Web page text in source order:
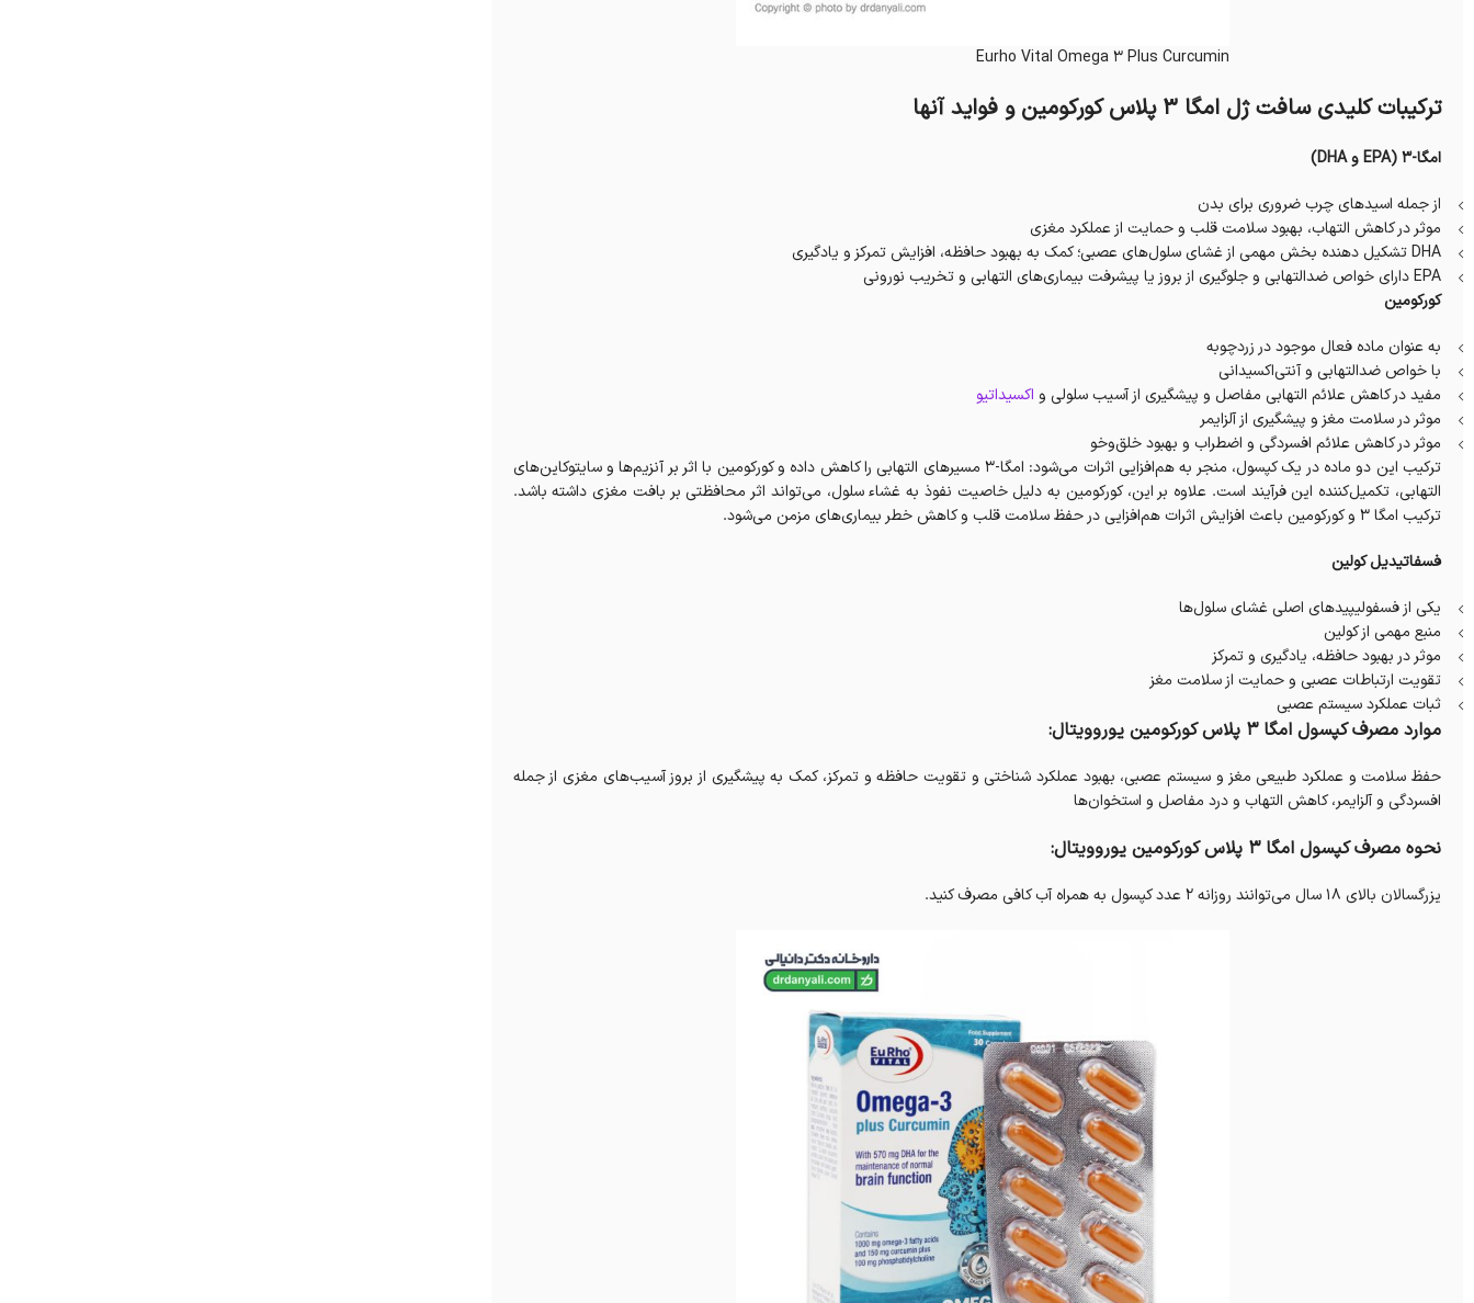
Eurho Vital Omega 3 Plus Curcumin
ترکیبات کلیدی سافت ژل امگا 3 پلاس کورکومین و فواید آنها
امگا-۳ (EPA و DHA)
از جمله اسیدهای چرب ضروری برای بدن
موثر در کاهش التهاب، بهبود سلامت قلب و حمایت از عملکرد مغزی
DHA تشکیل دهنده بخش مهمی از غشای سلول‌های عصبی؛ کمک به بهبود حافظه، افزایش تمرکز و یادگیری
EPA دارای خواص ضدالتهابی و جلوگیری از بروز یا پیشرفت بیماری‌های التهابی و تخریب نورونی
کورکومین
به عنوان ماده فعال موجود در زردچوبه
با خواص ضدالتهابی و آنتی‌اکسیدانی
مفید در کاهش علائم التهابی مفاصل و پیشگیری از آسیب سلولی و اکسیداتیو
موثر در سلامت مغز و پیشگیری از آلزایمر
موثر در کاهش علائم افسردگی و اضطراب و بهبود خلق‌وخو
ترکیب این دو ماده در یک کپسول، منجر به هم‌افزایی اثرات می‌شود: امگا-۳ مسیرهای التهابی را کاهش داده و کورکومین با اثر بر آنزیم‌ها و سایتوکاین‌های
التهابی، تکمیل‌کننده این فرآیند است. علاوه بر این، کورکومین به دلیل خاصیت نفوذ به غشاء سلول، می‌تواند اثر محافظتی بر بافت مغزی داشته باشد.
ترکیب امگا 3 و کورکومین باعث افزایش اثرات هم‌افزایی در حفظ سلامت قلب و کاهش خطر بیماری‌های مزمن می‌شود.
فسفاتیدیل کولین
یکی از فسفولیپیدهای اصلی غشای سلول‌ها
منبع مهمی از کولین
موثر در بهبود حافظه، یادگیری و تمرکز
تقویت ارتباطات عصبی و حمایت از سلامت مغز
ثبات عملکرد سیستم عصبی
موارد مصرف کپسول امگا 3 پلاس کورکومین یوروویتال:
حفظ سلامت و عملکرد طبیعی مغز و سیستم عصبی، بهبود عملکرد شناختی و تقویت حافظه و تمرکز، کمک به پیشگیری از بروز آسیب‌های مغزی از جمله
افسردگی و آلزایمر، کاهش التهاب و درد مفاصل و استخوان‌ها
نحوه مصرف کپسول امگا 3 پلاس کورکومین یوروویتال:
یزرگسالان بالای 18 سال می‌توانند روزانه 2 عدد کپسول به همراه آب کافی مصرف کنید.